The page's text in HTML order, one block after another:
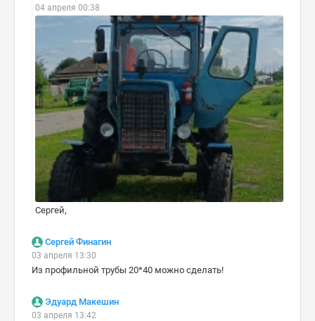
04 апреля 00:38
Сергей,
Сергей Финагин
03 апреля 13:30
Из профильной трубы 20*40 можно сделать!
Эдуард Макешин
03 апреля 13:42